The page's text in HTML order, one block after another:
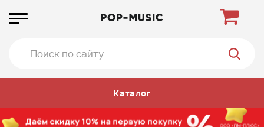
Каталог